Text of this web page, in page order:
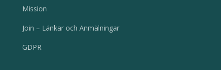
Mission
Join – Länkar och Anmälningar
GDPR